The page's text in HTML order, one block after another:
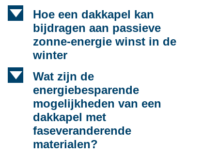
d
Hoe een dakkapel kan
bijdragen aan passieve
zonne-energie winst in de
winter
d
Wat zijn de
energiebesparende
mogelijkheden van een
dakkapel met
faseveranderende
materialen?